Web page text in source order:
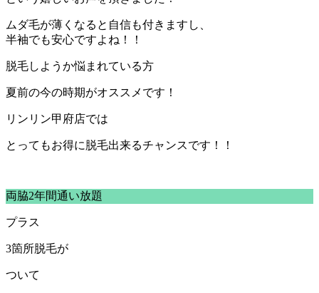
ムダ毛が薄くなると自信も付きますし、
半袖でも安心ですよね！！
脱毛しようか悩まれている方
夏前の今の時期がオススメです！
リンリン甲府店では
とってもお得に脱毛出来るチャンスです！！
両脇2年間通い放題
プラス
3箇所脱毛が
ついて